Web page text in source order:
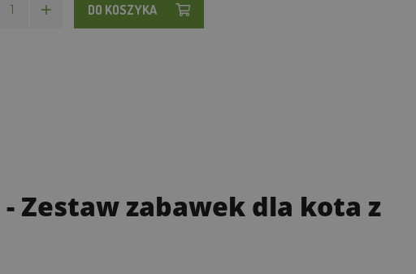
DO KOSZYKA
- Zestaw zabawek dla kota z